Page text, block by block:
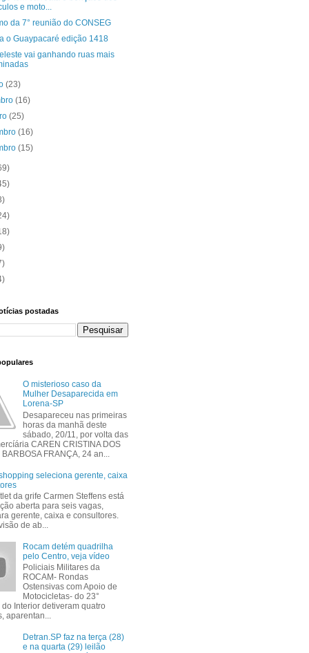
e moto...
da 7° reunião do CONSEG
o Guaypacaré edição 1418
vai ganhando ruas mais
(23)
(16)
(25)
(16)
(15)
postadas
O misterioso caso da
Mulher Desaparecida em
Lorena-SP
Desapareceu nas primeiras
horas da manhã deste
sábado, 20/11, por volta das
CAREN CRISTINA DOS
FRANÇA, 24 an...
seleciona gerente, caixa
da grife Carmen Steffens está
aberta para seis vagas,
gerente, caixa e consultores.
de ab...
Rocam detém quadrilha
pelo Centro, veja vídeo
Policiais Militares da
ROCAM- Rondas
Ostensivas com Apoio de
Motocicletas- do 23°
do Interior detiveram quatro
aparentan...
Detran.SP faz na terça (28)
e na quarta (29) leilão